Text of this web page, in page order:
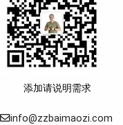
添加请说明需求
info@zzbaimaozi.com